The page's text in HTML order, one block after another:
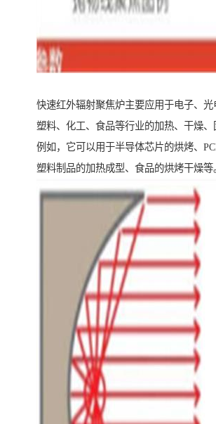
快速红外辐射聚焦炉主要应用于电子、光
塑料、化工、食品等行业的加热、干燥、
例如，它可以用于半导体芯片的烘烤、
塑料制品的加热成型、食品的烘烤干燥等